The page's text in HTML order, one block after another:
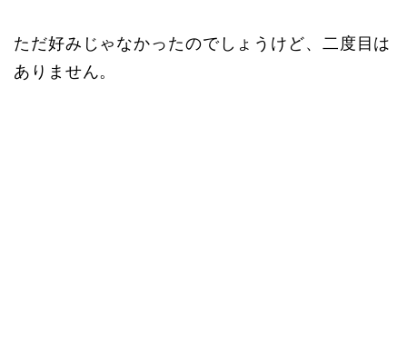
ただ好みじゃなかったのでしょうけど、二度目は
ありません。